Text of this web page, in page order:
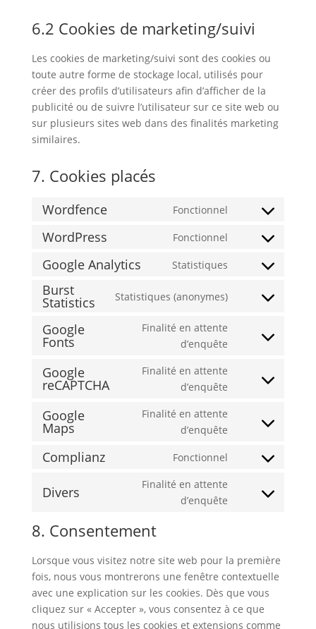
6.2 Cookies de marketing/suivi
Les cookies de marketing/suivi sont des cookies ou
toute autre forme de stockage local, utilisés pour
créer des profils d’utilisateurs afin d’afficher de la
publicité ou de suivre l’utilisateur sur ce site web ou
sur plusieurs sites web dans des finalités marketing
similaires.
7. Cookies placés
Wordfence Fonctionnel
Consent
wordfence
WordPress Fonctionnel
Consent
wordpress
Google Analytics Statistiques
Consent
service
analytics
Burst
Statistics Statistiques (anonymes)
Consent
service
Google
Fonts
Finalité en attente
d’enquête
Consent
service
Google
reCAPTCHA
Finalité en attente
d’enquête
Consent
service
Google
Maps
Finalité en attente
d’enquête
Consent
service
maps
Complianz Fonctionnel
Consent
service
Divers
Finalité en attente
d’enquête
Consent
8. Consentement
Lorsque vous visitez notre site web pour la première
fois, nous vous montrerons une fenêtre contextuelle
avec une explication sur les cookies. Dès que vous
cliquez sur « Accepter », vous consentez à ce que
nous utilisions tous les cookies et extensions comme